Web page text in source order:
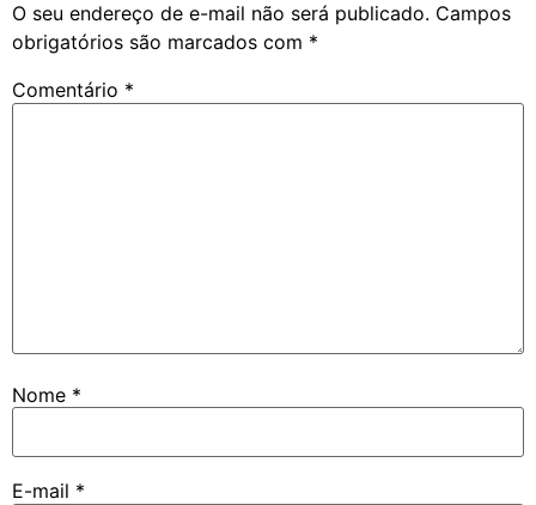
O seu endereço de e-mail não será publicado. Campos
obrigatórios são marcados com *
Comentário *
Nome *
E-mail *